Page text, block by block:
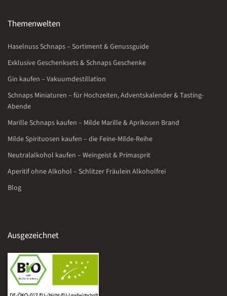
Themenwelten
Haselnuss Schnaps – Sortiment & Genussguide
Exklusive Geschenksets & Schnaps Geschenke
Gin kaufen – Vakuumdestillation
Schnaps Miniaturen – für Hochzeiten, Adventskalender & Tasting-
Abende
Marille Schnaps kaufen – Milde Marille & Aprikosen Brand
Milde Spirituosen kaufen – die Feine-Milde-Reihe
Neutralalkohol kaufen – Weingeist & Primasprit
Aperitif ohne Alkohol – Schlitzer Fräulein Alkoholfrei
Blog
Ausgezeichnet